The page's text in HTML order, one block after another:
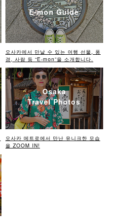
E-mon Guide
오사카에서 만날 수 있는 여행 선물, 풍
경, 사람 등 “E-mon”을 소개합니다.
Osaka
Travel Photos
오사카 메트로에서 만난 유니크한 모습
을 ZOOM IN!